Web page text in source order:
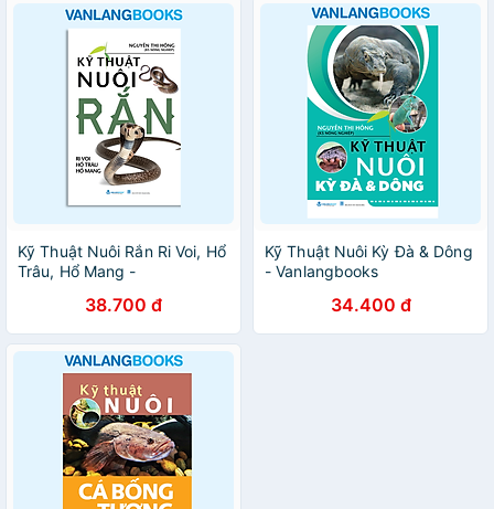
Kỹ Thuật Nuôi Rắn Ri Voi, Hổ
Trâu, Hổ Mang -
38.700 đ
Kỹ Thuật Nuôi Kỳ Đà & Dông
- Vanlangbooks
34.400 đ